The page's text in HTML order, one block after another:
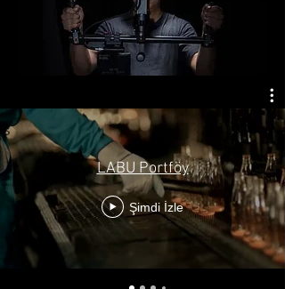
LABU Portföy
Şimdi İzle